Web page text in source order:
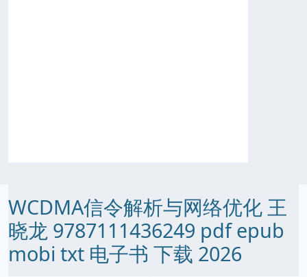
WCDMA信令解析与网络优化 王
晓龙 9787111436249 pdf epub
mobi txt 电子书 下载 2026